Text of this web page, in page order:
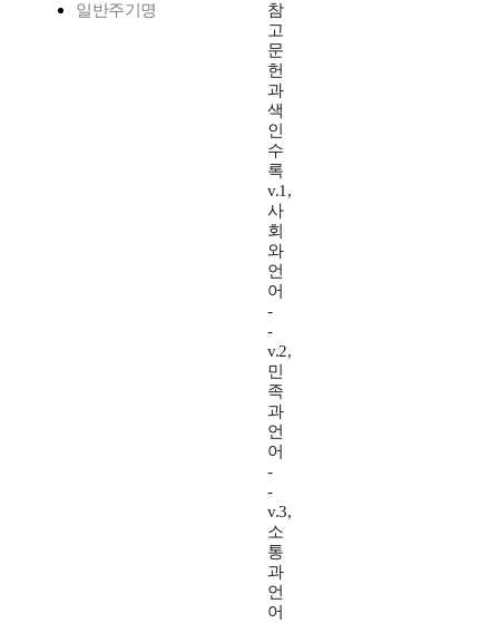
일반주기명
참
고
문
헌
과
색
인
수
록
v.1,
사
회
와
언
어
-
-
v.2,
민
족
과
언
어
-
-
v.3,
소
통
과
언
어